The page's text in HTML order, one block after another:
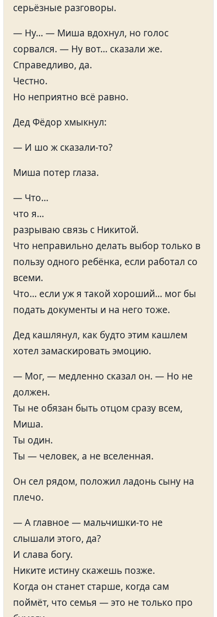
серьёзные разговоры.
— Ну… — Миша вдохнул, но голос
сорвался. — Ну вот… сказали же.
Справедливо, да.
Честно.
Но неприятно всё равно.
Дед Фёдор хмыкнул:
— И шо ж сказали-то?
Миша потер глаза.
— Что…
что я…
разрываю связь с Никитой.
Что неправильно делать выбор только в
пользу одного ребёнка, если работал со
всеми.
Что… если уж я такой хороший… мог бы
подать документы и на него тоже.
Дед кашлянул, как будто этим кашлем
хотел замаскировать эмоцию.
— Мог, — медленно сказал он. — Но не
должен.
Ты не обязан быть отцом сразу всем,
Миша.
Ты один.
Ты — человек, а не вселенная.
Он сел рядом, положил ладонь сыну на
плечо.
— А главное — мальчишки-то не
слышали этого, да?
И слава богу.
Никите истину скажешь позже.
Когда он станет старше, когда сам
поймёт, что семья — это не только про